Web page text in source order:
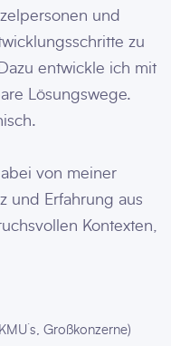
und
zu
entwickle ich mit
Lösungswege.
von meiner
und Erfahrung aus
Kontexten,
Großkonzerne)